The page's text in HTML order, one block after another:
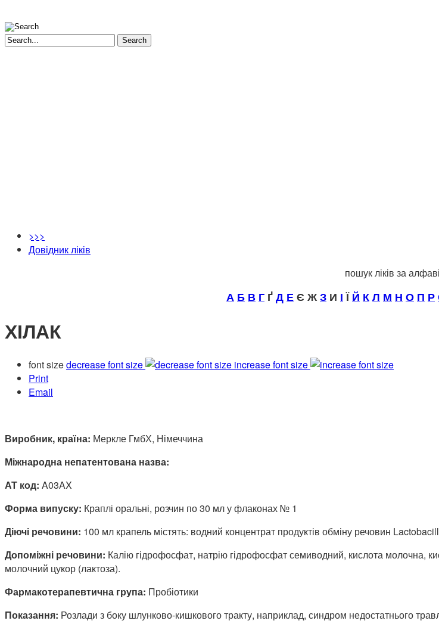
Search
>>>
Довідник ліків
пошук ліків за
А Б В Г ҐД ЕЄ ЖЗ И ІЇЙ КЛ М Н О П Р
ХІЛАК
font sizedecrease font size
increase font size
Print
Email
Виробник, країна: Меркле ГмбХ, Німеччина
Міжнародна непатентована назва:
АТ код: A03AX
Форма випуску: Краплі оральні, розчин по 30 мл у флаконах № 1
Діючі речовини: 100 мл крапель містять: водний концентрат продуктів обміну речовин
Допоміжні речовини: Калію гідрофосфат, натрію гідрофосфат семиводний, кислота молочна,
молочний цукор (лактоза).
Фармакотерапевтична група: Пробіотики
Показання: Розлади з боку шлунково-кишкового тракту, наприклад, синдром недостатнього